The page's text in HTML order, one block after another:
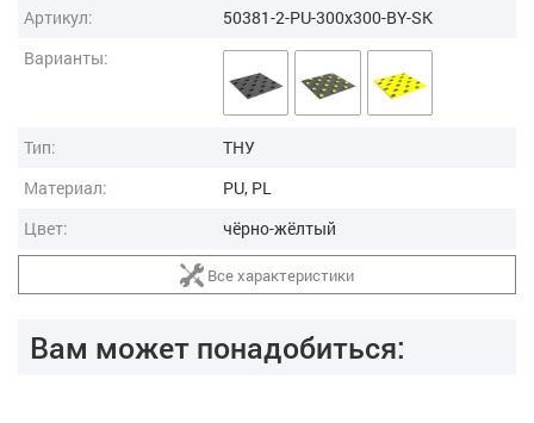
Артикул:
50381-2-PU-300x300-BY-SK
Варианты:
Тип:
ТНУ
Материал:
PU, PL
Цвет:
чёрно-жёлтый
Все характеристики
Вам может понадобиться: